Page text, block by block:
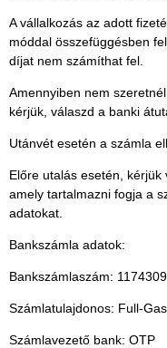
A vállalkozás az adott
móddal összefüggésben
díjat nem számíthat fel.
Amennyiben nem
kérjük, válaszd a banki
Utánvét esetén a számla
Előre utalás esetén, kérjük
amely tartalmazni fogja a
adatokat.
Bankszámla adatok:
Bankszámlaszám:
Számlatulajdonos: Full-Gas
Számlavezető bank: OTP